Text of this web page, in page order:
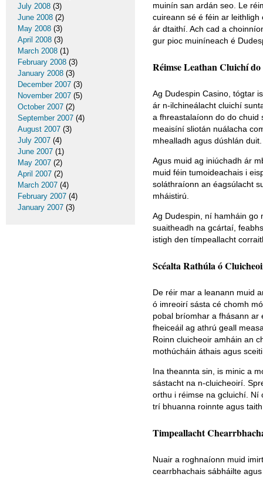
muinín san ardán seo. Le
cuireann sé é féin ar
ár dtaithí. Ach cad a
gur pioc muiníneach é
Réimse Leathan Cluichí
Ag Dudespin Casino, tógtar
ár n-ilchineálacht cluichí
a fhreastalaíonn do do chuid
meaisíní sliotán nuálacha
mhealladh agus dúshlán duit.
Agus muid ag iniúchadh ár
muid féin tumoideachais i
soláthraíonn an éagsúlacht
mháistirú.
Ag Dudespin, ní hamháin go
suaitheadh na gcártaí,
istigh den tímpeallacht
Scéalta Rathúla ó
De réir mar a leanann muid
ó imreoirí sásta cé chomh
pobal bríomhar a fhásann ar
fheiceáil ag athrú geall
Roinn cluicheoir amháin an
mothúcháin áthais agus
Ina theannta sin, is minic a
sástacht na n-cluicheoirí.
orthu i réimse na gcluichí. Ní
trí bhuanna roinnte agus
Timpeallacht
Nuair a roghnaíonn muid
cearrbhachais sábháilte
July 2008 (3)
June 2008 (2)
May 2008 (3)
April 2008 (3)
March 2008 (1)
February 2008 (3)
January 2008 (3)
December 2007 (3)
November 2007 (5)
October 2007 (2)
September 2007 (4)
August 2007 (3)
July 2007 (4)
June 2007 (1)
May 2007 (2)
April 2007 (2)
March 2007 (4)
February 2007 (4)
January 2007 (3)